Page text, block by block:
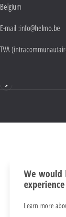
Belgium
E-mail :info@helmo.be
TVA
We would
Learn more